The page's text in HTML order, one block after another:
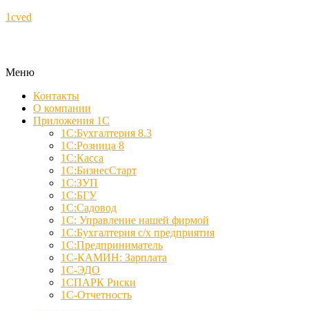
1cved
Меню
Контакты
О компании
Приложения 1С
1С:Бухгалтерия 8.3
1С:Розница 8
1С:Касса
1С:БизнесСтарт
1С:ЗУП
1С:БГУ
1С:Садовод
1С: Управление нашей фирмой
1С:Бухгалтерия с/х предприятия
1С:Предприниматель
1С-КАМИН: Зарплата
1С-ЭДО
1СПАРК Риски
1С-Отчетность